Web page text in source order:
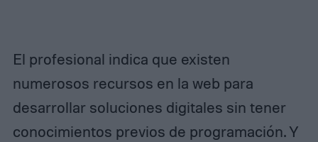
El profesional indica que existen
numerosos recursos en la web para
desarrollar soluciones digitales sin tener
conocimientos previos de programación. Y